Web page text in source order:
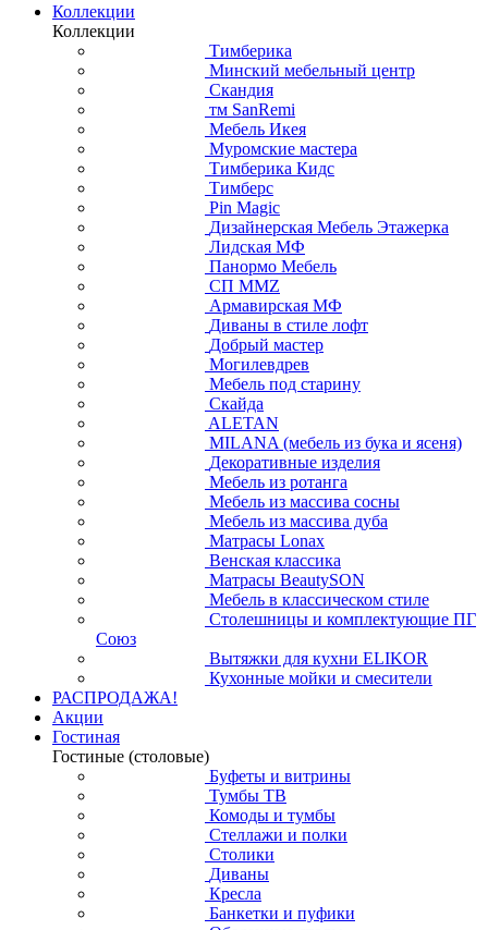
Коллекции
Коллекции
Тимберика
Минский мебельный центр
Скандия
тм SanRemi
Мебель Икея
Муромские мастера
Тимберика Кидс
Тимберс
Pin Magic
Дизайнерская Мебель Этажерка
Лидская МФ
Панормо Мебель
СП ММZ
Армавирская МФ
Диваны в стиле лофт
Добрый мастер
Могилевдрев
Мебель под старину
Скайда
ALETAN
MILANA (мебель из бука и ясеня)
Декоративные изделия
Мебель из ротанга
Мебель из массива сосны
Мебель из массива дуба
Матрасы Lonax
Венская классика
Матрасы BeautySON
Мебель в классическом стиле
Столешницы и комплектующие ПГ
Союз
Вытяжки для кухни ELIKOR
Кухонные мойки и смесители
РАСПРОДАЖА!
Акции
Гостиная
Гостиные (столовые)
Буфеты и витрины
Тумбы ТВ
Комоды и тумбы
Стеллажи и полки
Столики
Диваны
Кресла
Банкетки и пуфики